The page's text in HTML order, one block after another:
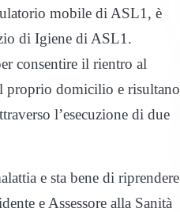
mobile di ASL1, è
di Igiene di ASL1.
consentire il rientro al
proprio domicilio e risultano
l’esecuzione di due
e sta bene di riprendere
e Assessore alla Sanità